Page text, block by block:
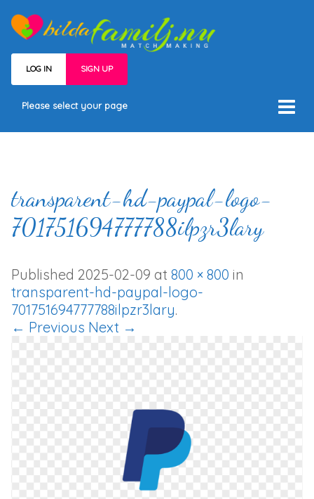
LOG IN SIGN UP
Please select your page
Villkor
Kontakt
transparent-hd-paypal-logo-
701751694777788ilpzr3lary
Published 2025-02-09 at 800 × 800 in
transparent-hd-paypal-logo-
701751694777788ilpzr3lary.
← Previous Next →